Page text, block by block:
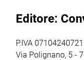
ha coinvolto
il
Editore:
P.IVA 07104240721
Via Polignano, 5 -